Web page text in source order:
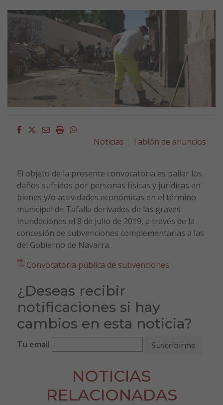
Facebook
Twitter
EmailImprimirWhatsapp
Noticias
Tablón de anuncios
El objeto de la presente convocatoria es paliar los
daños sufridos por personas físicas y jurídicas en
bienes y/o actividades económicas en el término
municipal de Tafalla derivados de las graves
inundaciones el 8 de julio de 2019, a través de la
concesión de subvenciones complementarias a las
del Gobierno de Navarra.
Convocatoria pública de subvenciones
¿Deseas recibir
notificaciones si hay
cambios en esta noticia?
Tu email
NOTICIAS
RELACIONADAS